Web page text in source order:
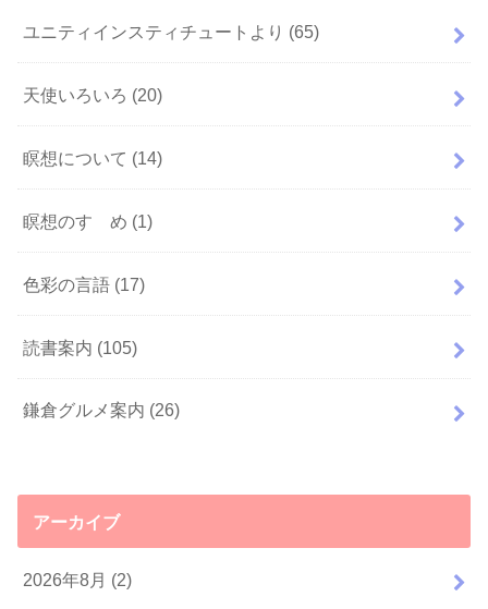
ユニティインスティチュートより (65)
天使いろいろ (20)
瞑想について (14)
瞑想のすゝめ (1)
色彩の言語 (17)
読書案内 (105)
鎌倉グルメ案内 (26)
アーカイブ
2026年8月 (2)